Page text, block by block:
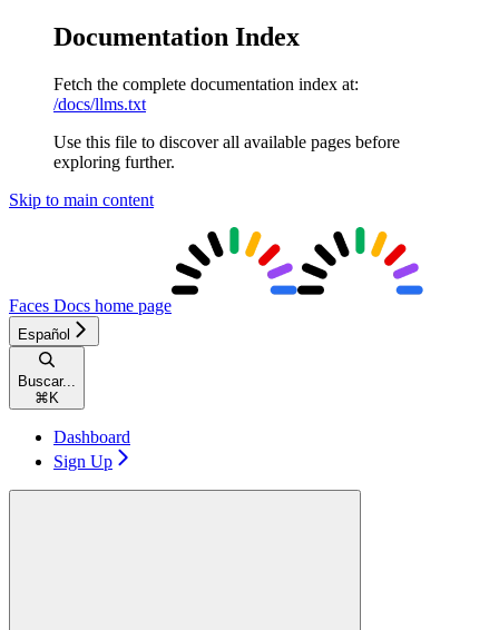
Documentation Index
Fetch the complete documentation index at:
/docs/llms.txt
Use this file to discover all available pages before
exploring further.
Skip to main content
Faces Docs home page
Español
Buscar...
⌘ K
Dashboard
Sign Up